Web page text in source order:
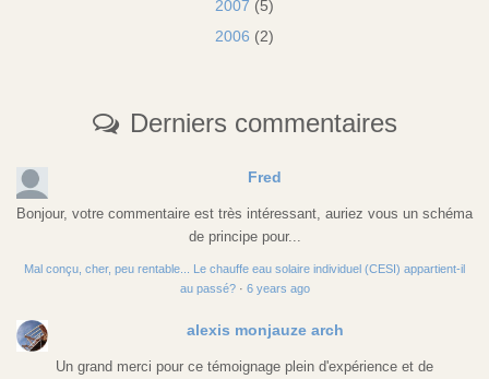
2007 (5)
2006 (2)
Derniers commentaires
Fred
Bonjour, votre commentaire est très intéressant, auriez vous un schéma
de principe pour...
Mal conçu, cher, peu rentable... Le chauffe eau solaire individuel (CESI) appartient-il
au passé?· 6 years ago
alexis monjauze arch
Un grand merci pour ce témoignage plein d'expérience et de